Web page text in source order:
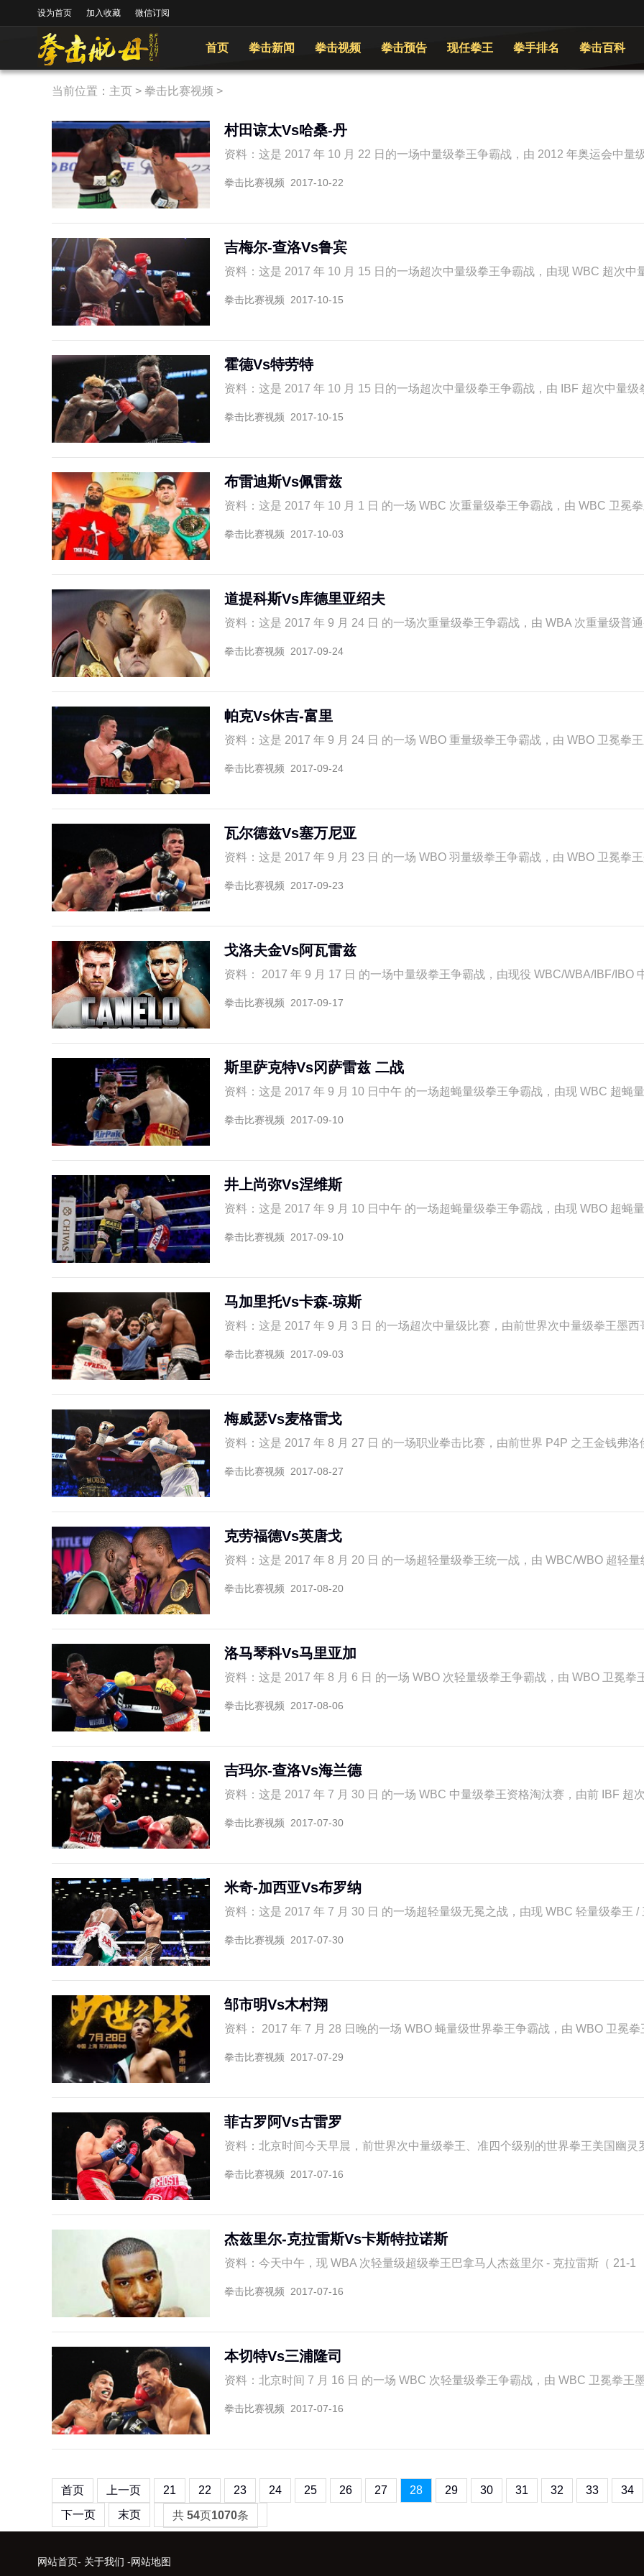
设为首页 加入收藏 微信订阅
首页 拳击新闻 拳击视频 拳击预告 现任拳王 拳手排名 拳击百科
当前位置： 主页 > 拳击比赛视频 >
村田谅太Vs哈桑-丹
资料：这是 2017 年 10 月 22 日的一场中量级拳王争霸战，由 2012 年奥运会中量
拳击比赛视频 2017-10-22
吉梅尔-查洛Vs鲁宾
资料：这是 2017 年 10 月 15 日的一场超次中量级拳王争霸战，由现 WBC 超次中
拳击比赛视频 2017-10-15
霍德Vs特劳特
资料：这是 2017 年 10 月 15 日的一场超次中量级拳王争霸战，由 IBF 超次中量级
拳击比赛视频 2017-10-15
布雷迪斯Vs佩雷兹
资料：这是 2017 年 10 月 1 日 的一场 WBC 次重量级拳王争霸战，由 WBC 卫冕
拳击比赛视频 2017-10-03
道提科斯Vs库德里亚绍夫
资料：这是 2017 年 9 月 24 日 的一场次重量级拳王争霸战，由 WBA 次重量级普
拳击比赛视频 2017-09-24
帕克Vs休吉-富里
资料：这是 2017 年 9 月 24 日 的一场 WBO 重量级拳王争霸战，由 WBO 卫冕拳
拳击比赛视频 2017-09-24
瓦尔德兹Vs塞万尼亚
资料：这是 2017 年 9 月 23 日 的一场 WBO 羽量级拳王争霸战，由 WBO 卫冕拳
拳击比赛视频 2017-09-23
戈洛夫金Vs阿瓦雷兹
资料： 2017 年 9 月 17 日 的一场中量级拳王争霸战，由现役 WBC/WBA/IBF/IBO
拳击比赛视频 2017-09-17
斯里萨克特Vs冈萨雷兹 二战
资料：这是 2017 年 9 月 10 日中午 的一场超蝇量级拳王争霸战，由现 WBC 超蝇
拳击比赛视频 2017-09-10
井上尚弥Vs涅维斯
资料：这是 2017 年 9 月 10 日中午 的一场超蝇量级拳王争霸战，由现 WBO 超蝇
拳击比赛视频 2017-09-10
马加里托Vs卡森-琼斯
资料：这是 2017 年 9 月 3 日 的一场超次中量级比赛，由前世界次中量级拳王墨西
拳击比赛视频 2017-09-03
梅威瑟Vs麦格雷戈
资料：这是 2017 年 8 月 27 日 的一场职业拳击比赛，由前世界 P4P 之王金钱弗洛
拳击比赛视频 2017-08-27
克劳福德Vs英唐戈
资料：这是 2017 年 8 月 20 日 的一场超轻量级拳王统一战，由 WBC/WBO 超轻量
拳击比赛视频 2017-08-20
洛马琴科Vs马里亚加
资料：这是 2017 年 8 月 6 日 的一场 WBO 次轻量级拳王争霸战，由 WBO 卫冕拳
拳击比赛视频 2017-08-06
吉玛尔-查洛Vs海兰德
资料：这是 2017 年 7 月 30 日 的一场 WBC 中量级拳王资格淘汰赛，由前 IBF 超
拳击比赛视频 2017-07-30
米奇-加西亚Vs布罗纳
资料：这是 2017 年 7 月 30 日 的一场超轻量级无冕之战，由现 WBC 轻量级拳王 /
拳击比赛视频 2017-07-30
邹市明Vs木村翔
资料： 2017 年 7 月 28 日晚的一场 WBO 蝇量级世界拳王争霸战，由 WBO 卫冕拳
拳击比赛视频 2017-07-29
菲古罗阿Vs古雷罗
资料：北京时间今天早晨，前世界次中量级拳王、准四个级别的世界拳王美国幽灵
拳击比赛视频 2017-07-16
杰兹里尔-克拉雷斯Vs卡斯特拉诺斯
资料：今天中午，现 WBA 次轻量级超级拳王巴拿马人杰兹里尔 - 克拉雷斯（ 21-1
拳击比赛视频 2017-07-16
本切特Vs三浦隆司
资料：北京时间 7 月 16 日 的一场 WBC 次轻量级拳王争霸战，由 WBC 卫冕拳王
拳击比赛视频 2017-07-16
首页 上一页 21 22 23 24 25 26 27 28 29 30 31 32 33 34
下一页
末页 共 54页1070条
网站首页- 关于我们 -网站地图